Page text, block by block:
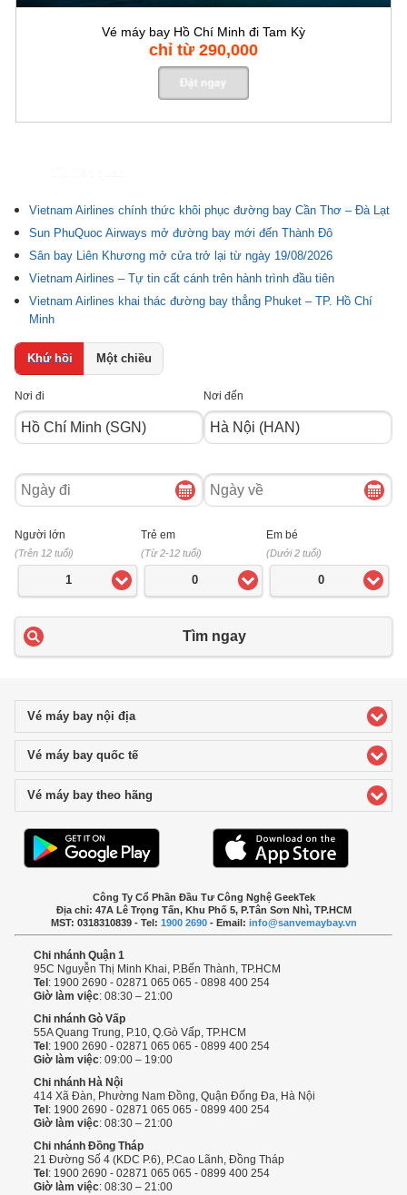
Vé máy bay Hồ Chí Minh đi Tam Kỳ
chỉ từ 290,000
Vietnam Airlines chính thức khôi phục đường bay Cần Thơ – Đà Lạt
Sun PhuQuoc Airways mở đường bay mới đến Thành Đô
Sân bay Liên Khương mở cửa trở lại từ ngày 19/08/2026
Vietnam Airlines – Tự tin cất cánh trên hành trình đầu tiên
Vietnam Airlines khai thác đường bay thẳng Phuket – TP. Hồ Chí
Minh
Khứ hồi Một chiều
Nơi đi Nơi đến
Ngày
đi
Ngày
về
Người lớn
(Trên 12 tuổi)
1
Trẻ em
(Từ 2-12 tuổi)
0
Em bé
(Dưới 2 tuổi)
0
Tìm ngay
Vé máy bay nội địaclick to expand contents
Vé máy bay quốc tếclick to expand contents
Vé máy bay theo hãng
Công Ty Cổ Phần Đầu Tư Công Nghệ GeekTek
Địa chỉ: 47A Lê Trọng Tấn, Khu Phố 5, P.Tân Sơn Nhì, TP.HCM
MST: 0318310839 - Tel: 1900 2690- Email: info@sanvemaybay.vn
Chi nhánh Quận 1
95C Nguyễn Thị Minh Khai, P.Bến Thành, TP.HCM
Tel : 1900 2690 - 02871 065 065 - 0898 400 254
Giờ làm việc: 08:30 – 21:00
Chi nhánh Gò Vấp
55A Quang Trung, P.10, Q.Gò Vấp, TP.HCM
Tel : 1900 2690 - 02871 065 065 - 0899 400 254
Giờ làm việc: 09:00 – 19:00
Chi nhánh Hà Nội
414 Xã Đàn, Phường Nam Đồng, Quận Đống Đa, Hà Nội
Tel : 1900 2690 - 02871 065 065 - 0899 400 254
Giờ làm việc: 08:30 – 21:00
Chi nhánh Đồng Tháp
21 Đường Số 4 (KDC P.6), P.Cao Lãnh, Đồng Tháp
Tel : 1900 2690 - 02871 065 065 - 0899 400 254
Giờ làm việc: 08:30 – 21:00